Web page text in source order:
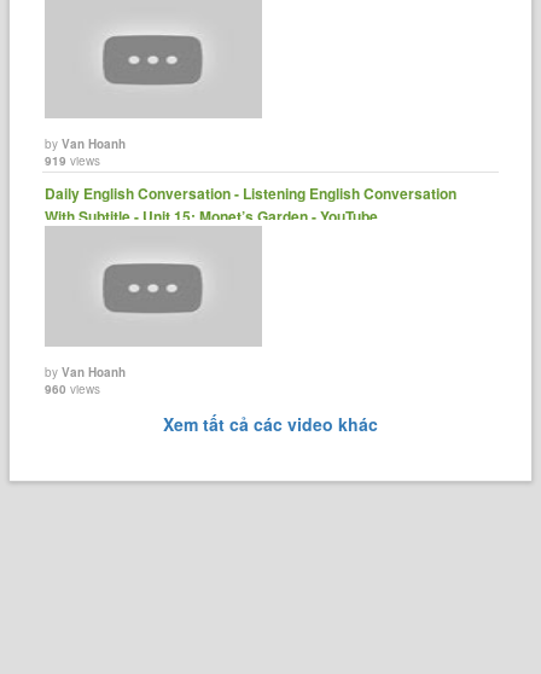
byVan Hoanh
919 views
Daily English Conversation - Listening English Conversation
With Subtitle - Unit 15: Monet’s Garden - YouTube
byVan Hoanh
960 views
Xem tất cả các video khác